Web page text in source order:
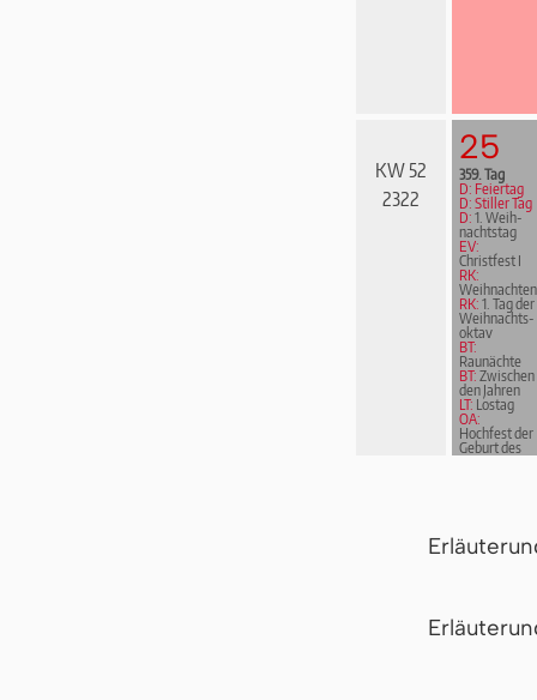
KW 52
2322
25
359. Tag
D: Feiertag
D: Stiller Tag
D: 1. Weih­
nachts­tag
EV:
Christfest I
RK:
Weihnachten
RK: 1. Tag der
Weih­nachts­
ok­tav
BT:
Raunächte
BT: Zwischen
den Jahren
LT: Lostag
OA:
Hochfest der
Geburt des
Herrn